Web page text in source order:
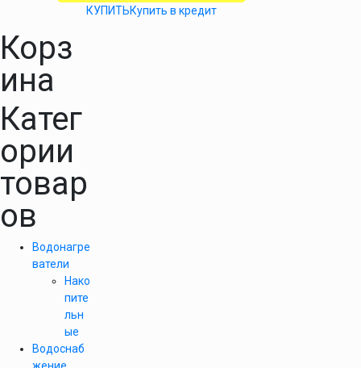
КУПИТЬКупить в кредит
Корз
ина
Катег
ории
товар
ов
Водонагре
ватели
Нако
пите
льн
ые
Водоснаб